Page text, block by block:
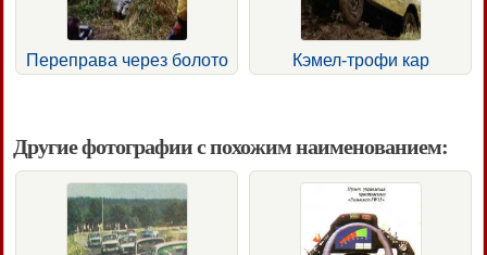
Переправа через болото Кэмел-трофи кар
Другие фотографии с похожим наименованием: